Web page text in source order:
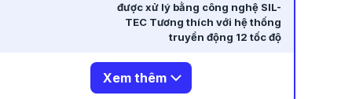
được xử lý bằng công nghệ SIL-
TEC Tương thích với hệ thống
truyền động 12 tốc độ
Xem thêm